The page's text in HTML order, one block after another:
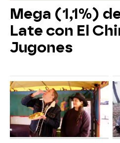
Mega (1,1%)
Late con El
Jugones